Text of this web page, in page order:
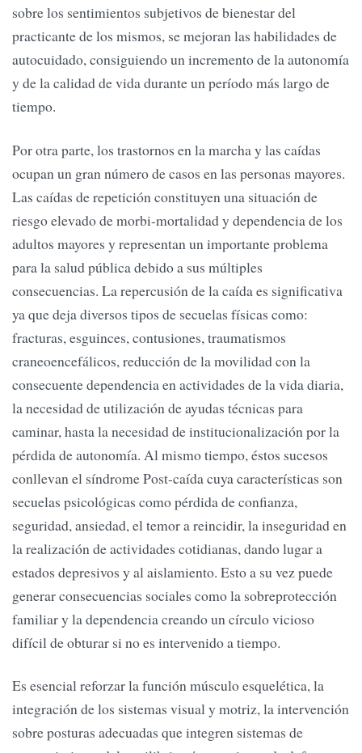
sobre los sentimientos subjetivos de bienestar del
practicante de los mismos, se mejoran las habilidades de
autocuidado, consiguiendo un incremento de la autonomía
y de la calidad de vida durante un período más largo de
tiempo.
Por otra parte, los trastornos en la marcha y las caídas
ocupan un gran número de casos en las personas mayores.
Las caídas de repetición constituyen una situación de
riesgo elevado de morbi-mortalidad y dependencia de los
adultos mayores y representan un importante problema
para la salud pública debido a sus múltiples
consecuencias. La repercusión de la caída es significativa
ya que deja diversos tipos de secuelas físicas como:
fracturas, esguinces, contusiones, traumatismos
craneoencefálicos, reducción de la movilidad con la
consecuente dependencia en actividades de la vida diaria,
la necesidad de utilización de ayudas técnicas para
caminar, hasta la necesidad de institucionalización por la
pérdida de autonomía. Al mismo tiempo, éstos sucesos
conllevan el síndrome Post-caída cuya características son
secuelas psicológicas como pérdida de confianza,
seguridad, ansiedad, el temor a reincidir, la inseguridad en
la realización de actividades cotidianas, dando lugar a
estados depresivos y al aislamiento. Esto a su vez puede
generar consecuencias sociales como la sobreprotección
familiar y la dependencia creando un círculo vicioso
difícil de obturar si no es intervenido a tiempo.
Es esencial reforzar la función músculo esquelética, la
integración de los sistemas visual y motriz, la intervención
sobre posturas adecuadas que integren sistemas de